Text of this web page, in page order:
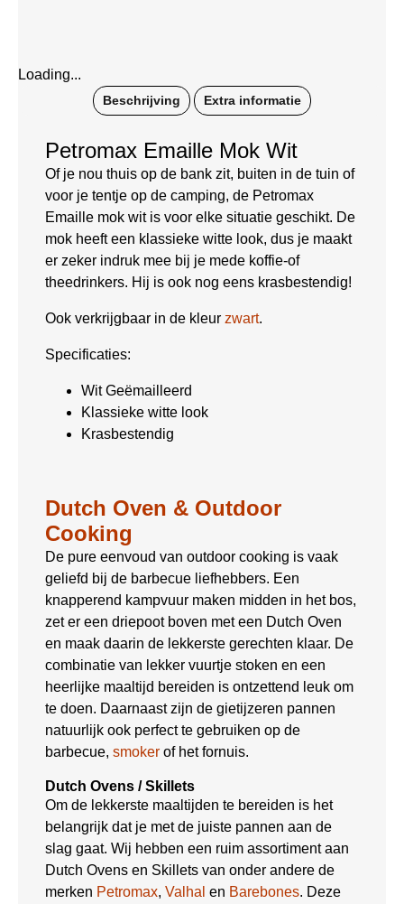
Loading...
Beschrijving Extra informatie
Petromax Emaille Mok Wit
Of je nou thuis op de bank zit, buiten in de tuin of
voor je tentje op de camping, de Petromax
Emaille mok wit is voor elke situatie geschikt. De
mok heeft een klassieke witte look, dus je maakt
er zeker indruk mee bij je mede koffie-of
theedrinkers. Hij is ook nog eens krasbestendig!
Ook verkrijgbaar in de kleur zwart.
Specificaties:
Wit Geëmailleerd
Klassieke witte look
Krasbestendig
Dutch Oven & Outdoor
Cooking
De pure eenvoud van outdoor cooking is vaak
geliefd bij de barbecue liefhebbers. Een
knapperend kampvuur maken midden in het bos,
zet er een driepoot boven met een Dutch Oven
en maak daarin de lekkerste gerechten klaar. De
combinatie van lekker vuurtje stoken en een
heerlijke maaltijd bereiden is ontzettend leuk om
te doen. Daarnaast zijn de gietijzeren pannen
natuurlijk ook perfect te gebruiken op de
barbecue, smoker of het fornuis.
Dutch Ovens / Skillets
Om de lekkerste maaltijden te bereiden is het
belangrijk dat je met de juiste pannen aan de
slag gaat. Wij hebben een ruim assortiment aan
Dutch Ovens en Skillets van onder andere de
merken Petromax, Valhal en Barebones. Deze